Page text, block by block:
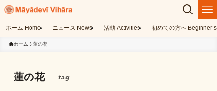
ホーム Home ニュース News 活動 Activities 初めての方へ
ホーム 蓮の花
蓮の花 – tag –